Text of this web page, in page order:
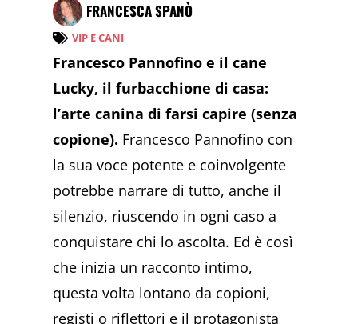
FRANCESCA SPANÒ
VIP E CANI
Francesco Pannofino e il cane
Lucky, il furbacchione di casa:
l’arte canina di farsi capire (senza
copione). Francesco Pannofino con
la sua voce potente e coinvolgente
potrebbe narrare di tutto, anche il
silenzio, riuscendo in ogni caso a
conquistare chi lo ascolta. Ed è così
che inizia un racconto intimo,
questa volta lontano da copioni,
registi o riflettori e il protagonista